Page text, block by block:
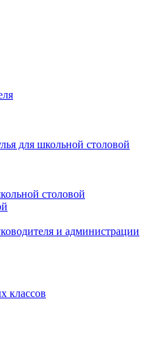
для школьной столовой
столовой
и администрации
классов